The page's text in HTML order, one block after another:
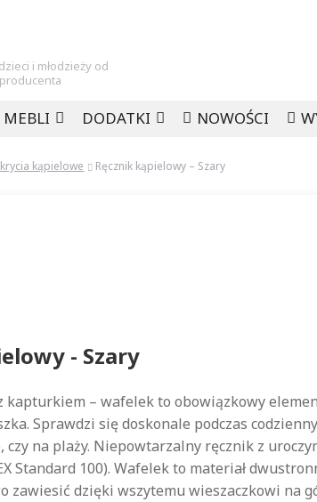
i młodzieży od
MEBLI DODATKI NOWOŚCI
kąpielowe Ręcznik kąpielowy – Szary
- Szary
kapturkiem – wafelek to obowiązkowy
Sprawdzi się doskonale podczas
czy na plaży. Niepowtarzalny ręcznik z
Standard 100). Wafelek to materiał
zawiesić dzięki wszytemu wieszaczkowi